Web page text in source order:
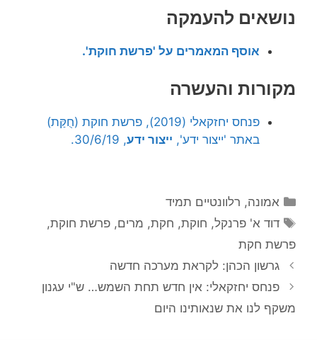
נושאים להעמקה
אוסף המאמרים על 'פרשת חוקת'.
מקורות והעשרה
פנחס יחזקאלי (2019), פרשת חוקת (חֻקַּת)
באתר 'ייצור ידע', ייצור ידע, 30/6/19.
קטגוריות
אמונה, רלוונטיים תמיד
תגיות
דוד א' פרנקל, חוקת, חקת, מרים,פרשת חוקת,
פרשת חקת
גרשון הכהן: לקראת מערכה חדשה
פנחס יחזקאלי: אין חדש תחת השמש… ש"י עגנון
משקף לנו את שנאותינו היום